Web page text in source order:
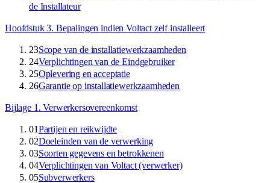
de Installateur
Hoofdstuk 3. Bepalingen indien Voltact zelf installeert
23Scope van de installatiewerkzaamheden
24Verplichtingen van de Eindgebruiker
25Oplevering en acceptatie
26Garantie op installatiewerkzaamheden
Bijlage 1 .Verwerkersovereenkomst
01Partijen en reikwijdte
02Doeleinden van de verwerking
03Soorten gegevens en betrokkenen
04Verplichtingen van Voltact (verwerker)
05Subverwerkers